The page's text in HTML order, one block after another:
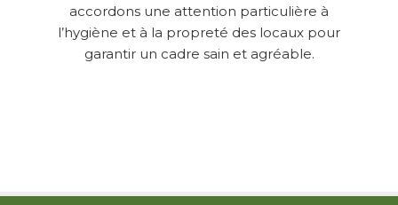
accordons une attention particulière à
l’hygiène et à la propreté des locaux pour
garantir un cadre sain et agréable.